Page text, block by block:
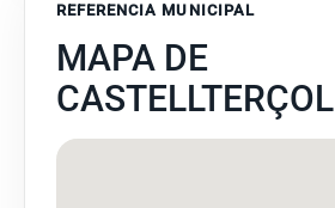
REFERENCIA MUNICIPAL
MAPA DE
CASTELLTERÇOL